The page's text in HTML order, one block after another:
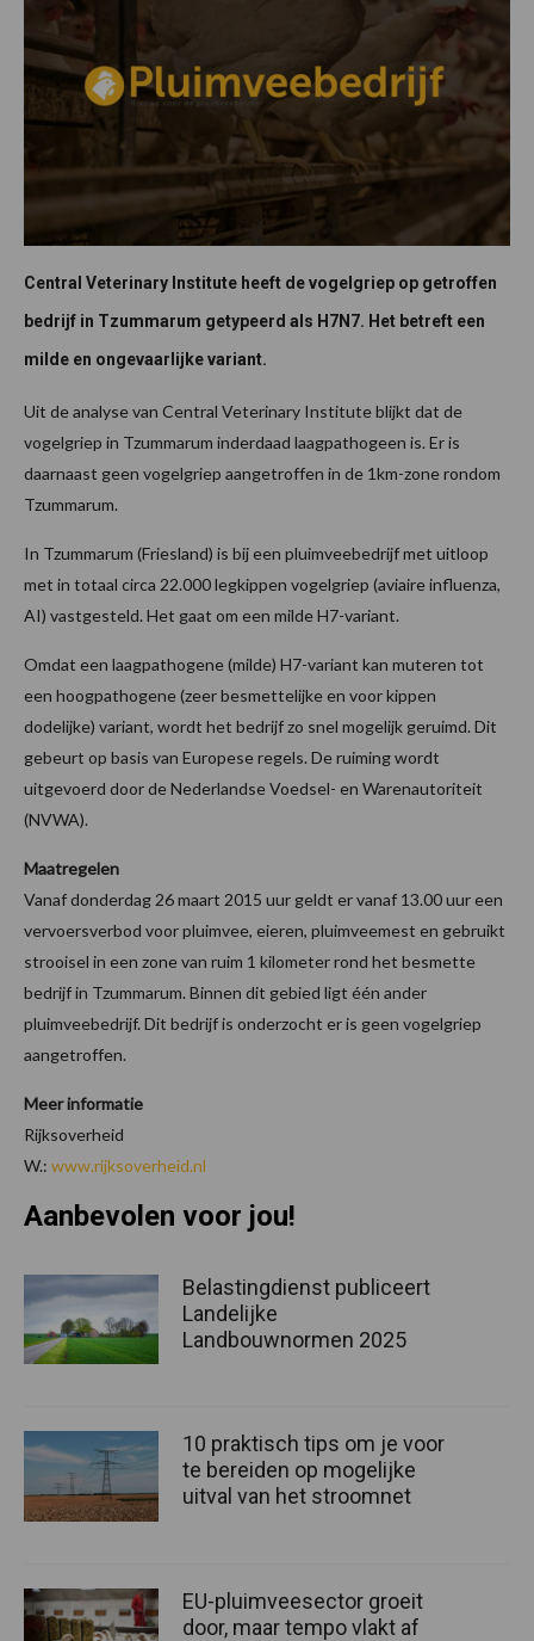
Central Veterinary Institute heeft de vogelgriep op getroffen
bedrijf in Tzummarum getypeerd als H7N7. Het betreft een
milde en ongevaarlijke variant.
Uit de analyse van Central Veterinary Institute blijkt dat de
vogelgriep in Tzummarum inderdaad laagpathogeen is. Er is
daarnaast geen vogelgriep aangetroffen in de 1km-zone rondom
Tzummarum.
In Tzummarum (Friesland) is bij een pluimveebedrijf met uitloop
met in totaal circa 22.000 legkippen vogelgriep (aviaire influenza,
AI) vastgesteld. Het gaat om een milde H7-variant.
Omdat een laagpathogene (milde) H7-variant kan muteren tot
een hoogpathogene (zeer besmettelijke en voor kippen
dodelijke) variant, wordt het bedrijf zo snel mogelijk geruimd. Dit
gebeurt op basis van Europese regels. De ruiming wordt
uitgevoerd door de Nederlandse Voedsel- en Warenautoriteit
(NVWA).
Maatregelen
Vanaf donderdag 26 maart 2015 uur geldt er vanaf 13.00 uur een
vervoersverbod voor pluimvee, eieren, pluimveemest en gebruikt
strooisel in een zone van ruim 1 kilometer rond het besmette
bedrijf in Tzummarum. Binnen dit gebied ligt één ander
pluimveebedrijf. Dit bedrijf is onderzocht er is geen vogelgriep
aangetroffen.
Meer informatie
Rijksoverheid
W.: www.rijksoverheid.nl
Aanbevolen voor jou!
Belastingdienst publiceert
Landelijke
Landbouwnormen 2025
10 praktisch tips om je voor
te bereiden op mogelijke
uitval van het stroomnet
EU-pluimveesector groeit
door, maar tempo vlakt af